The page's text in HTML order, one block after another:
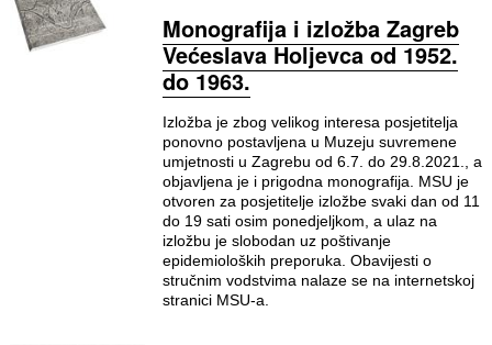
Monografija i izložba Zagreb
Većeslava Holjevca od 1952.
do 1963.
Izložba je zbog velikog interesa posjetitelja
ponovno postavljena u Muzeju suvremene
umjetnosti u Zagrebu od 6.7. do 29.8.2021., a
objavljena je i prigodna monografija. MSU je
otvoren za posjetitelje izložbe svaki dan od 11
do 19 sati osim ponedjeljkom, a ulaz na
izložbu je slobodan uz poštivanje
epidemioloških preporuka. Obavijesti o
stručnim vodstvima nalaze se na internetskoj
stranici MSU-a.